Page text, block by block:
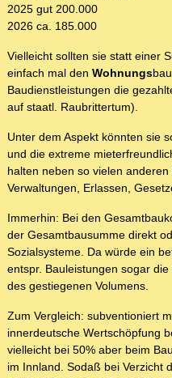
2025 gut 200.000
2026 ca. 185.000
Vielleicht sollten sie statt einer
einfach mal den Wohnungs
Baudienstleistungen die
auf staatl. Raubrittertum).
Unter dem Aspekt könnten sie
und die extreme
halten neben so vielen
Verwaltungen, Erlassen,
Immerhin: Bei den
der Gesamtbausumme direkt
Sozialsysteme. Da würde ein
entspr. Bauleistungen sogar
des gestiegenen Volumens.
Zum Vergleich: subventioniert
innerdeutsche Wertschöpfung
vielleicht bei 50% aber beim
im Innland. Sodaß bei Verzicht